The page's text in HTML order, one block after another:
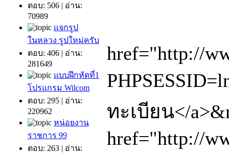
ตอบ: 506 | อ่าน:
70989
แจกรูป
ในหลวง รูปใหม่ครับ
ตอบ: 406 | อ่าน:
281649
แบบฝึกหัดที่1
โปรแกรม Wilcom
ตอบ: 295 | อ่าน:
220962
หน่อยงาน
ราชการ 99
ตอบ: 263 | อ่าน:
href="http://
ทะเบียน</
href="http://